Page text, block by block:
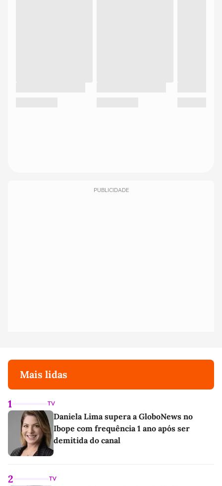
PUBLICIDADE
Mais lidas
1 TV
Daniela Lima supera a GloboNews no
Ibope com frequência 1 ano após ser
demitida do canal
2 TV